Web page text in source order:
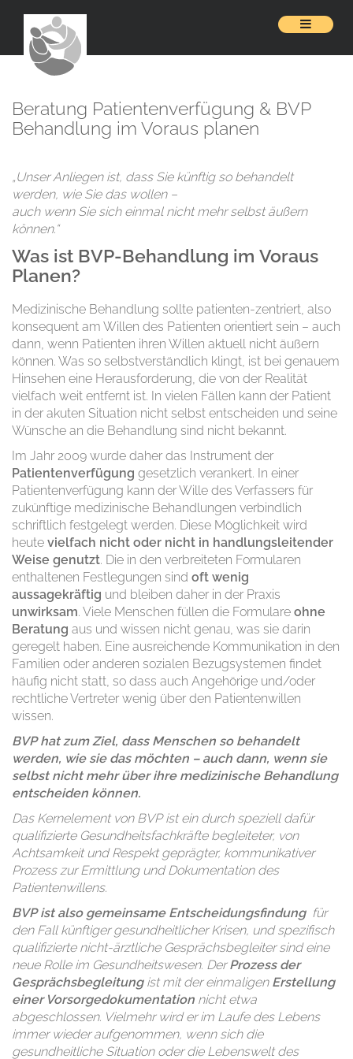
Beratung Patientenverfügung & BVP
Behandlung im Voraus planen
„Unser Anliegen ist, dass Sie künftig so behandelt
werden, wie Sie das wollen –
auch wenn Sie sich einmal nicht mehr selbst äußern
können.“
Was ist BVP-Behandlung im Voraus
Planen?
Medizinische Behandlung sollte patienten-zentriert, also
konsequent am Willen des Patienten orientiert sein – auch
dann, wenn Patienten ihren Willen aktuell nicht äußern
können. Was so selbstverständlich klingt, ist bei genauem
Hinsehen eine Herausforderung, die von der Realität
vielfach weit entfernt ist. In vielen Fällen kann der Patient
in der akuten Situation nicht selbst entscheiden und seine
Wünsche an die Behandlung sind nicht bekannt.
Im Jahr 2009 wurde daher das Instrument der
Patientenverfügung gesetzlich verankert. In einer
Patientenverfügung kann der Wille des Verfassers für
zukünftige medizinische Behandlungen verbindlich
schriftlich festgelegt werden. Diese Möglichkeit wird
heute vielfach nicht oder nicht in handlungsleitender
Weise genutzt. Die in den verbreiteten Formularen
enthaltenen Festlegungen sind oft wenig
aussagekräftig und bleiben daher in der Praxis
unwirksam. Viele Menschen füllen die Formulare ohne
Beratung aus und wissen nicht genau, was sie darin
geregelt haben. Eine ausreichende Kommunikation in den
Familien oder anderen sozialen Bezugsystemen findet
häufig nicht statt, so dass auch Angehörige und/oder
rechtliche Vertreter wenig über den Patientenwillen
wissen.
BVP hat zum Ziel, dass Menschen so behandelt
werden, wie sie das möchten – auch dann, wenn sie
selbst nicht mehr über ihre medizinische Behandlung
entscheiden können.
Das Kernelement von BVP ist ein durch speziell dafür
qualifizierte Gesundheitsfachkräfte begleiteter, von
Achtsamkeit und Respekt geprägter, kommunikativer
Prozess zur Ermittlung und Dokumentation des
Patientenwillens.
BVP ist also gemeinsame Entscheidungsfindungfür
den Fall künftiger gesundheitlicher Krisen, und spezifisch
qualifizierte nicht-ärztliche Gesprächsbegleiter sind eine
neue Rolle im Gesundheitswesen. DerProzess der
Gesprächsbegleitungist mit der einmaligen Erstellung
einer Vorsorgedokumentation nicht etwa
abgeschlossen. Vielmehr wird er im Laufe des Lebens
immer wieder aufgenommen, wenn sich die
gesundheitliche Situation oder die Lebenswelt des